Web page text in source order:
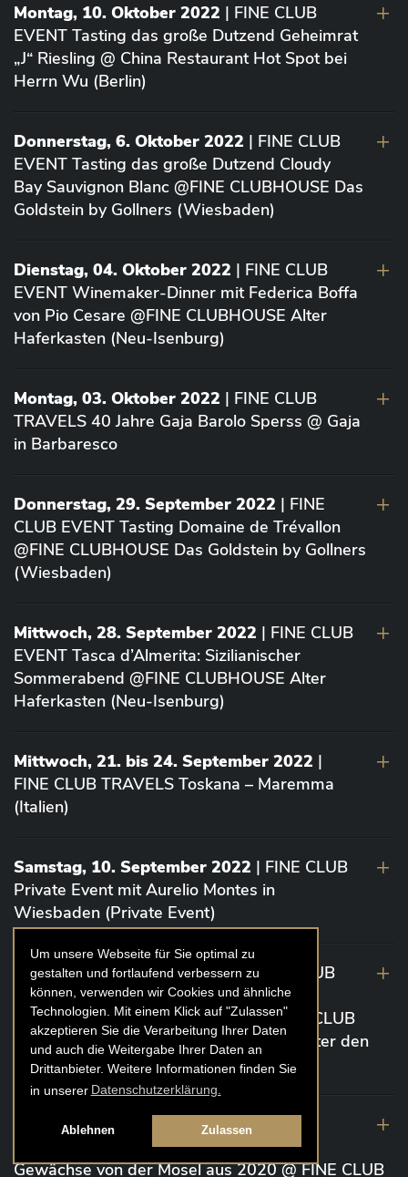
Um unsere Webseite für Sie optimal zu
gestalten und fortlaufend verbessern zu
können, verwenden wir Cookies und ähnliche
Technologien. Mit einem Klick auf "Zulassen"
akzeptieren Sie die Verarbeitung Ihrer Daten
und auch die Weitergabe Ihrer Daten an
Drittanbieter. Weitere Informationen finden Sie
in unserer Datenschutzerklärung.
Ablehnen Zulassen
Montag, 10. Oktober 2022 | FINE CLUB
EVENT Tasting das große Dutzend Geheimrat
„J“ Riesling @ China Restaurant Hot Spot bei
Herrn Wu (Berlin)
Donnerstag, 6. Oktober 2022 | FINE CLUB
EVENT Tasting das große Dutzend Cloudy
Bay Sauvignon Blanc @FINE CLUBHOUSE Das
Goldstein by Gollners (Wiesbaden)
Dienstag, 04. Oktober 2022 | FINE CLUB
EVENT Winemaker-Dinner mit Federica Boffa
von Pio Cesare @FINE CLUBHOUSE Alter
Haferkasten (Neu-Isenburg)
Montag, 03. Oktober 2022 | FINE CLUB
TRAVELS 40 Jahre Gaja Barolo Sperss @ Gaja
in Barbaresco
Donnerstag, 29. September 2022 | FINE
CLUB EVENT Tasting Domaine de Trévallon
@FINE CLUBHOUSE Das Goldstein by Gollners
(Wiesbaden)
Mittwoch, 28. September 2022 | FINE CLUB
EVENT Tasca d’Almerita: Sizilianischer
Sommerabend @FINE CLUBHOUSE Alter
Haferkasten (Neu-Isenburg)
Mittwoch, 21. bis 24. September 2022 |
FINE CLUB TRAVELS Toskana – Maremma
(Italien)
Samstag, 10. September 2022 | FINE CLUB
Private Event mit Aurelio Montes in
Wiesbaden (Private Event)
Dienstag 6. September 2022 | FINE CLUB
Event „Die glorreichen 7” Bordeaux von
Vignoble Comtes von Neipperg @ FINE CLUB
CLUBHOUSE Ex Château / EINSTEIN Unter den
Linden (Berlin)
19. August 2022
| FINE CLUB Academy
Caviar „Die glorreichen 7“ Riesling Große
Gewächse von der Mosel aus 2020 @ FINE CLUB